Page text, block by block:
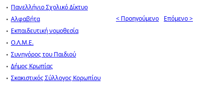
< Προηγούμενο Επόμενο >
Πανελλήνιο Σχολικό Δίκτυο
Αλφαβήτα
Εκπαιδευτική νομοθεσία
Ο.Λ.Μ.Ε.
Συνηγόρος του Παιδιού
Δήμος Κρωπίας
Σκακιστικός Σύλλογος Κορωπίου